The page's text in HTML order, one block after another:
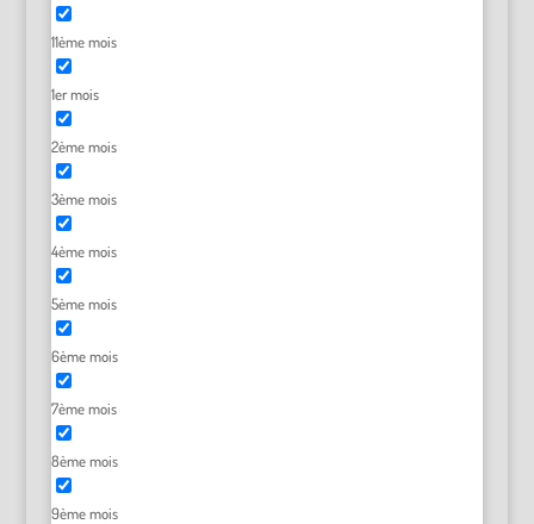
11ème mois
1er mois
2ème mois
3ème mois
4ème mois
5ème mois
6ème mois
7ème mois
8ème mois
9ème mois